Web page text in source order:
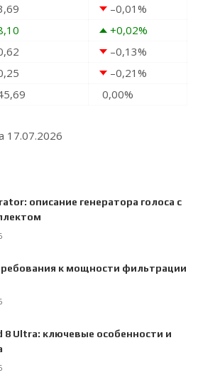
–0,01%
+0,02%
–0,13%
–0,21%
0,00%
17.07.2026
описание генератора голоса с
к мощности фильтрации
8 Ultra: ключевые особенности и